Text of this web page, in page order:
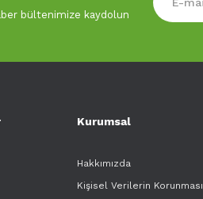
bültenimize kaydolun
Kurumsal
Hakkımızda
Kişisel Verilerin